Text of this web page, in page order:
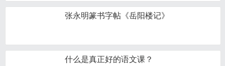
张永明篆书字帖《岳阳楼记》
什么是真正好的语文课？